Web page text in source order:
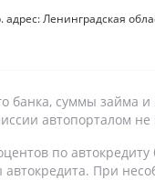
адрес: Ленинградская
банка, суммы
автопорталом не
по
При